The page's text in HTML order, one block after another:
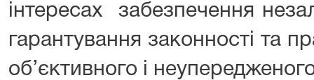
інтересах забезпечення
гарантування законності та
об’єктивного і